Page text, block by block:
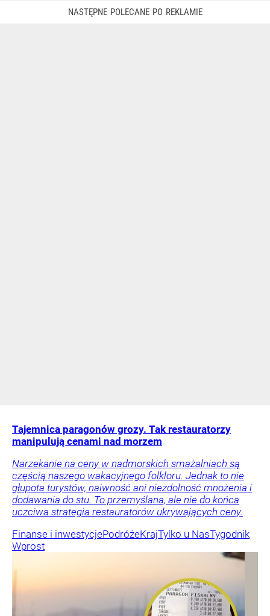
Tajemnica paragonów grozy. Tak restauratorzy
manipulują cenami nad morzem
Narzekanie na ceny w nadmorskich smażalniach są
częścią naszego wakacyjnego folkloru. Jednak to nie
głupota turystów, naiwność ani niezdolność mnożenia i
dodawania do stu. To przemyślana, ale nie do końca
uczciwa strategia restauratorów ukrywających ceny.
Finanse i inwestycjePodróżeKrajTylko u NasTygodnik
Wprost